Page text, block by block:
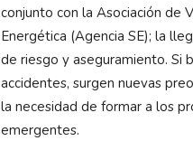
conjunto con la Asociación de
Energética (Agencia SE); la
de riesgo y aseguramiento. Si
accidentes, surgen nuevas
la necesidad de formar a los
emergentes.